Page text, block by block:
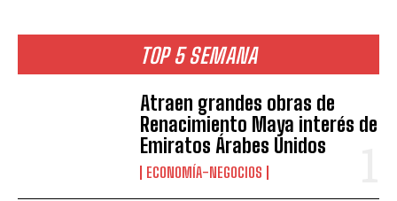
TOP 5 SEMANA
Atraen grandes obras de
Renacimiento Maya interés de
Emiratos Árabes Unidos
ECONOMÍA-NEGOCIOS